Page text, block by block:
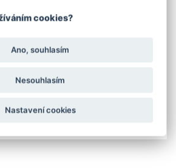
e-shopu vyberte typ a
desky.
délkách.
cookies?
Ano, souhlasím
Nesouhlasím
Nastavení cookies